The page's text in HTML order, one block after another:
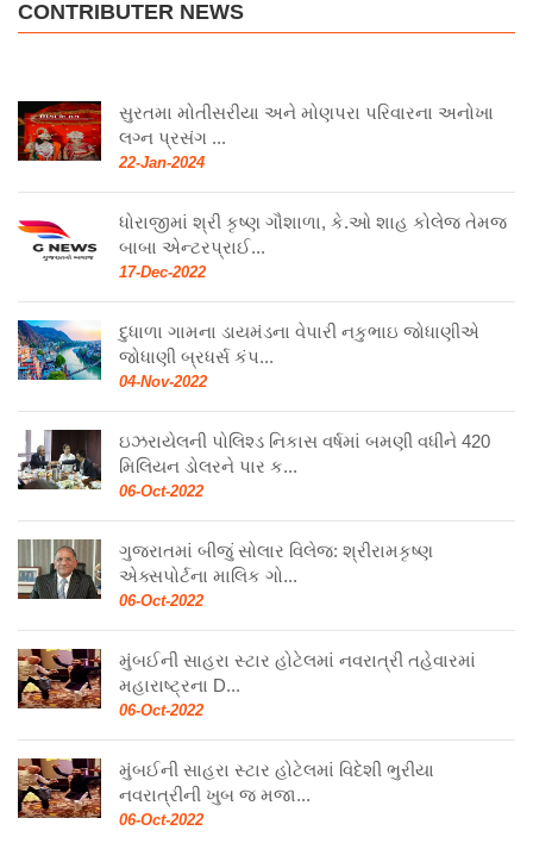
CONTRIBUTER NEWS
સુરતમા મોતીસરીયા અને મોણપરા પરિવારના અનોખા
લગ્ન પ્રસંગ ...
22-Jan-2024
ધોરાજીમાં શ્રી કૃષ્ણ ગૌશાળા, કે.ઓ શાહ કોલેજ તેમજ
બાબા એન્ટરપ્રાઈ...
17-Dec-2022
દુધાળા ગામના ડાયમંડના વેપારી નકુભાઇ જોધાણીએ
જોધાણી બ્રધર્સ કંપ...
04-Nov-2022
ઇઝરાયેલની પોલિશ્ડ નિકાસ વર્ષમાં બમણી વધીને 420
મિલિયન ડોલરને પાર ક...
06-Oct-2022
ગુજરાતમાં બીજું સોલાર વિલેજ: શ્રીરામકૃષ્ણ
એક્સપોર્ટના માલિક ગો...
06-Oct-2022
મુંબઈની સાહરા સ્ટાર હોટેલમાં નવરાત્રી તહેવારમાં
મહારાષ્ટ્રના D...
06-Oct-2022
મુંબઈની સાહરા સ્ટાર હોટેલમાં વિદેશી ભુરીયા
નવરાત્રીની ખુબ જ મજા...
06-Oct-2022